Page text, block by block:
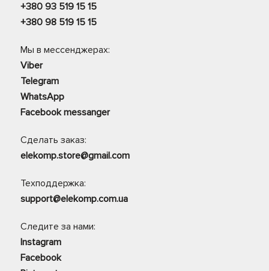
+380 93 519 15 15
+380 98 519 15 15
Мы в мессенджерах:
Viber
Telegram
WhatsApp
Facebook messanger
Сделать заказ:
elekomp.store@gmail.com
Техподдержка:
support@elekomp.com.ua
Следите за нами:
Instagram
Facebook